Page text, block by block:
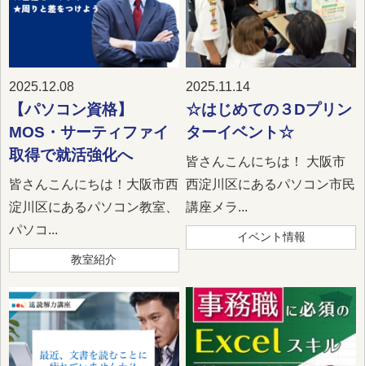
2025.12.08
【パソコン資格】
MOS・サーティファイ
取得で就活強化へ
皆さんこんにちは！大阪市西
淀川区にあるパソコン教室、
パソコ...
教室紹介
2025.11.14
☆はじめての３Dプリン
ターイベント☆
皆さんこんにちは！ 大阪市
西淀川区にあるパソコン市民
講座メラ...
イベント情報